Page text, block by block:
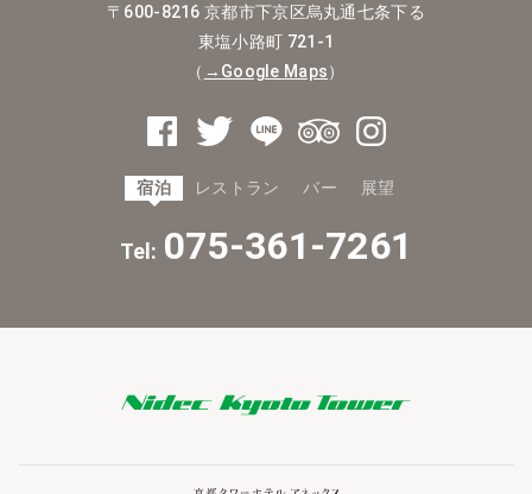
〒600-8216 京都市下京区烏丸通七条下る
東塩小路町 721-1
（ →Google Maps）
宿泊 レストラン バー 展望
Tel: 075-361-7261